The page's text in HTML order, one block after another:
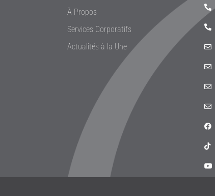
À Propos
Services Corporatifs
Actualités à la Une